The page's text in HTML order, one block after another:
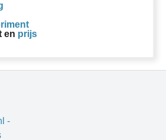
en prijs